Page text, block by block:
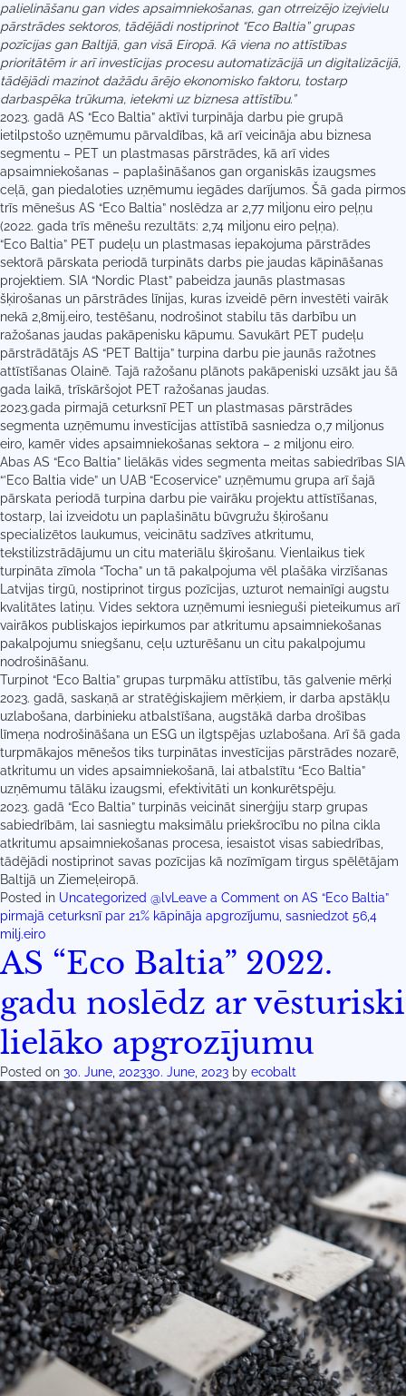
palielināšanu gan vides apsaimniekošanas, gan otrreizējo izejvielu
pārstrādes sektoros, tādējādi nostiprinot “Eco Baltia” grupas
pozīcijas gan Baltijā, gan visā Eiropā. Kā viena no attīstības
prioritātēm ir arī investīcijas procesu automatizācijā un digitalizācijā,
tādējādi mazinot dažādu ārējo ekonomisko faktoru, tostarp
darbaspēka trūkuma, ietekmi uz biznesa attīstību.”
2023. gadā AS “Eco Baltia” aktīvi turpināja darbu pie grupā
ietilpstošo uzņēmumu pārvaldības, kā arī veicināja abu biznesa
segmentu – PET un plastmasas pārstrādes, kā arī vides
apsaimniekošanas – paplašināšanos gan organiskās izaugsmes
ceļā, gan piedaloties uzņēmumu iegādes darījumos. Šā gada pirmos
trīs mēnešus AS “Eco Baltia” noslēdza ar 2,77 miljonu eiro peļņu
(2022. gada trīs mēnešu rezultāts: 2,74 miljonu eiro peļņa).
“Eco Baltia” PET pudeļu un plastmasas iepakojuma pārstrādes
sektorā pārskata periodā turpināts darbs pie jaudas kāpināšanas
projektiem. SIA “Nordic Plast” pabeidza jaunās plastmasas
šķirošanas un pārstrādes līnijas, kuras izveidē pērn investēti vairāk
nekā 2,8mij.eiro, testēšanu, nodrošinot stabilu tās darbību un
ražošanas jaudas pakāpenisku kāpumu. Savukārt PET pudeļu
pārstrādātājs AS “PET Baltija” turpina darbu pie jaunās ražotnes
attīstīšanas Olainē. Tajā ražošanu plānots pakāpeniski uzsākt jau šā
gada laikā, trīskāršojot PET ražošanas jaudas.
2023.gada pirmajā ceturksnī PET un plastmasas pārstrādes
segmenta uzņēmumu investīcijas attīstībā sasniedza 0,7 miljonus
eiro, kamēr vides apsaimniekošanas sektora – 2 miljonu eiro.
Abas AS “Eco Baltia” lielākās vides segmenta meitas sabiedrības SIA
“’Eco Baltia vide” un UAB “Ecoservice” uzņēmumu grupa arī šajā
pārskata periodā turpina darbu pie vairāku projektu attīstīšanas,
tostarp, lai izveidotu un paplašinātu būvgružu šķirošanu
specializētos laukumus, veicinātu sadzīves atkritumu,
tekstilizstrādājumu un citu materiālu šķirošanu. Vienlaikus tiek
turpināta zīmola “Tocha” un tā pakalpojuma vēl plašāka virzīšanas
Latvijas tirgū, nostiprinot tirgus pozīcijas, uzturot nemainīgi augstu
kvalitātes latiņu. Vides sektora uzņēmumi iesnieguši pieteikumus arī
vairākos publiskajos iepirkumos par atkritumu apsaimniekošanas
pakalpojumu sniegšanu, ceļu uzturēšanu un citu pakalpojumu
nodrošināšanu.
Turpinot “Eco Baltia” grupas turpmāku attīstību, tās galvenie mērķi
2023. gadā, saskaņā ar stratēģiskajiem mērķiem, ir darba apstākļu
uzlabošana, darbinieku atbalstīšana, augstākā darba drošības
līmeņa nodrošināšana un ESG un ilgtspējas uzlabošana. Arī šā gada
turpmākajos mēnešos tiks turpinātas investīcijas pārstrādes nozarē,
atkritumu un vides apsaimniekošanā, lai atbalstītu “Eco Baltia”
uzņēmumu tālāku izaugsmi, efektivitāti un konkurētspēju.
2023. gadā “Eco Baltia” turpinās veicināt sinerģiju starp grupas
sabiedrībām, lai sasniegtu maksimālu priekšrocību no pilna cikla
atkritumu apsaimniekošanas procesa, iesaistot visas sabiedrības,
tādējādi nostiprinot savas pozīcijas kā nozīmīgam tirgus spēlētājam
Baltijā un Ziemeļeiropā.
Posted in Uncategorized @lv Leave a Comment on AS “Eco Baltia”
pirmajā ceturksnī par 21% kāpināja apgrozījumu, sasniedzot 56,4
milj.eiro
AS “Eco Baltia” 2022.
gadu noslēdz ar vēsturiski
lielāko apgrozījumu
Posted on 30. June, 202330. June, 2023 by ecobalt